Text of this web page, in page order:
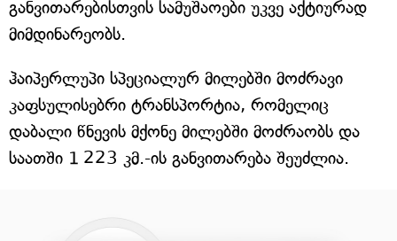
განვითარებისთვის სამუშაოები უკვე აქტიურად
მიმდინარეობს.
ჰაიპერლუპი სპეციალურ მილებში მოძრავი
კაფსულისებრი ტრანსპორტია, რომელიც
დაბალი წნევის მქონე მილებში მოძრაობს და
საათში 1 223 კმ.-ის განვითარება შეუძლია.